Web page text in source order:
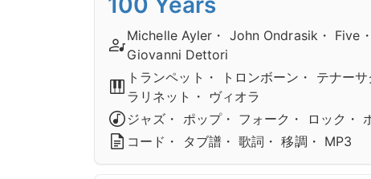
Michelle Ayler・ John Ondrasik・ Five
Giovanni Dettori
トランペット・ トロンボーン・ テナー
ラリネット・ ヴィオラ
ジャズ・ ポップ・ フォーク・ ロック・
コード・ タブ譜・ 歌詞・ 移調・ MP3